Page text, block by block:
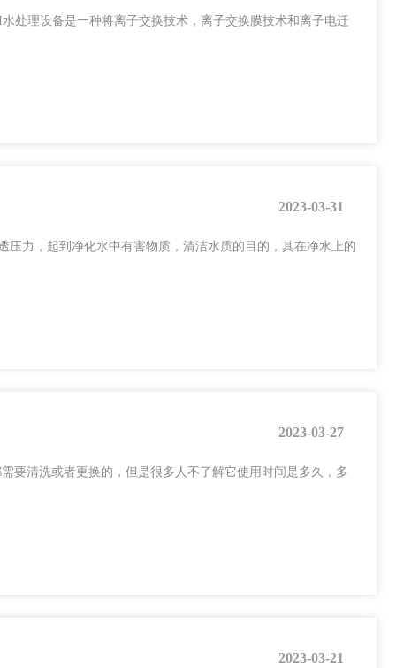
处理设备是一种将离子交换技术，离子交换膜技术和离子电迁
2023-03-31
力，起到净化水中有害物质，清洁水质的目的，其在净水上的
2023-03-27
要清洗或者更换的，但是很多人不了解它使用时间是多久，多
2023-03-21